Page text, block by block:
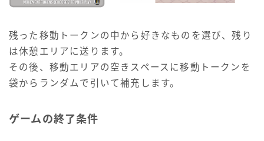
残った移動トークンの中から好きなものを選び、残り
は休憩エリアに送ります。
その後、移動エリアの空きスペースに移動トークンを
袋からランダムで引いて補充します。
ゲームの終了条件